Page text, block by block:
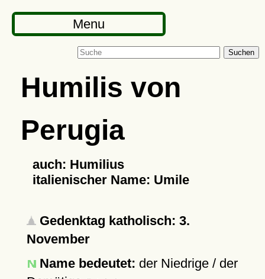
Menu
Suchen
Humilis von
Perugia
auch: Humilius
italienischer Name: Umile
Gedenktag katholisch: 3.
November
Name bedeutet: der Niedrige / der